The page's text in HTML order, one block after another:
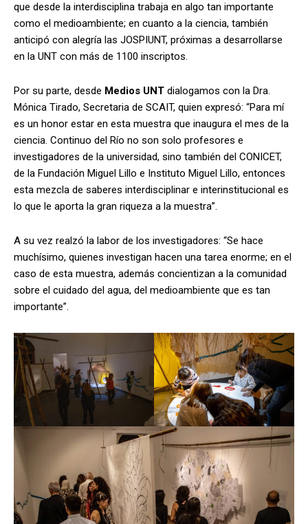
que desde la interdisciplina trabaja en algo tan importante
como el medioambiente; en cuanto a la ciencia, también
anticipó con alegría las JOSPIUNT, próximas a desarrollarse
en la UNT con más de 1100 inscriptos.
Por su parte, desde Medios UNT dialogamos con la Dra.
Mónica Tirado, Secretaria de SCAIT, quien expresó: “Para mí
es un honor estar en esta muestra que inaugura el mes de la
ciencia. Continuo del Río no son solo profesores e
investigadores de la universidad, sino también del CONICET,
de la Fundación Miguel Lillo e Instituto Miguel Lillo, entonces
esta mezcla de saberes interdisciplinar e interinstitucional es
lo que le aporta la gran riqueza a la muestra”.
A su vez realzó la labor de los investigadores: “Se hace
muchísimo, quienes investigan hacen una tarea enorme; en el
caso de esta muestra, además concientizan a la comunidad
sobre el cuidado del agua, del medioambiente que es tan
importante”.